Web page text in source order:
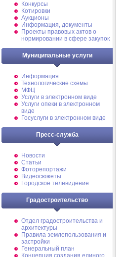
Конкурсы
Котировки
Аукционы
Информация, документы
Проекты правовых актов о
нормировании в сфере закупок
Муниципальные услуги
Информация
Технологические схемы
МФЦ
Услуги в электронном виде
Услуги опеки в электронном
виде
Госуслуги в электронном виде
Пресс-служба
Новости
Статьи
Фоторепортажи
Видеосюжеты
Городское телевидение
Градостроительство
Отдел градостроительства и
архитектуры
Правила землепользования и
застройки
Генеральный план
Концепция создания единого